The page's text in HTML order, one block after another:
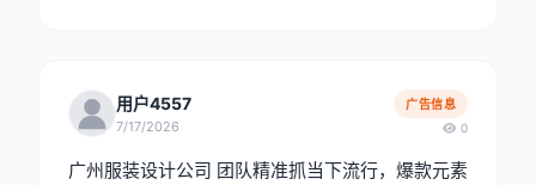
用户4557
7/17/2026
广告信息
0
广州服装设计公司 团队精准抓当下流行，爆款元素